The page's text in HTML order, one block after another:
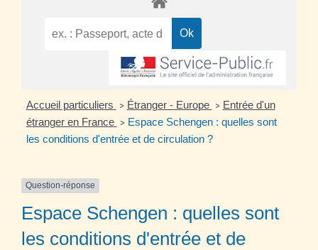
Accueil particuliers > Étranger - Europe > Entrée d'un
étranger en France > Espace Schengen : quelles sont
les conditions d'entrée et de circulation ?
Question-réponse
Espace Schengen : quelles sont
les conditions d'entrée et de